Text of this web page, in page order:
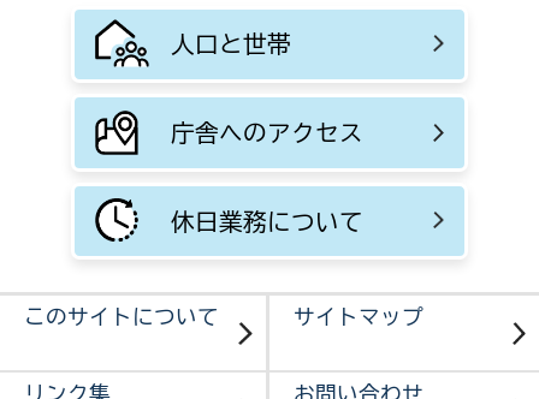
人口と世帯
庁舎へのアクセス
休日業務について
このサイトについて サイトマップ
リンク集 お問い合わせ